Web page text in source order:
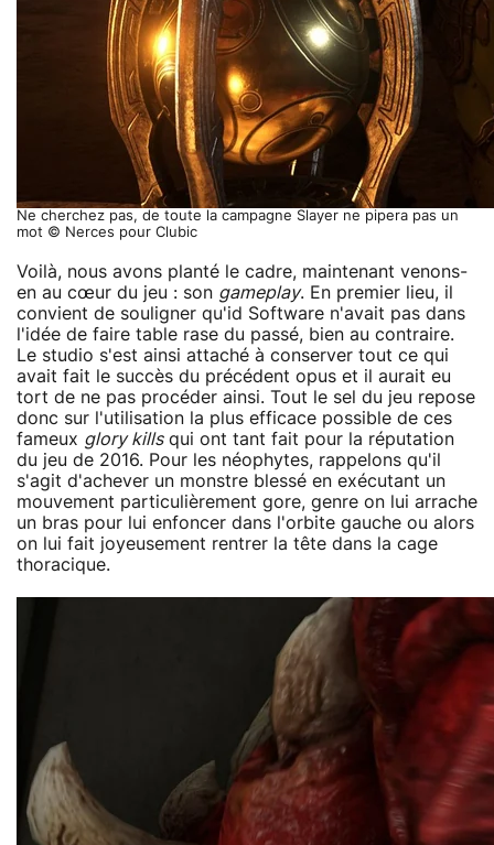
Ne cherchez pas, de toute la campagne Slayer ne pipera pas un
mot © Nerces pour Clubic
Voilà, nous avons planté le cadre, maintenant venons-
en au cœur du jeu : son gameplay. En premier lieu, il
convient de souligner qu'id Software n'avait pas dans
l'idée de faire table rase du passé, bien au contraire.
Le studio s'est ainsi attaché à conserver tout ce qui
avait fait le succès du précédent opus et il aurait eu
tort de ne pas procéder ainsi. Tout le sel du jeu repose
donc sur l'utilisation la plus efficace possible de ces
fameux glory killsqui ont tant fait pour la réputation
du jeu de 2016. Pour les néophytes, rappelons qu'il
s'agit d'achever un monstre blessé en exécutant un
mouvement particulièrement gore, genre on lui arrache
un bras pour lui enfoncer dans l'orbite gauche ou alors
on lui fait joyeusement rentrer la tête dans la cage
thoracique.